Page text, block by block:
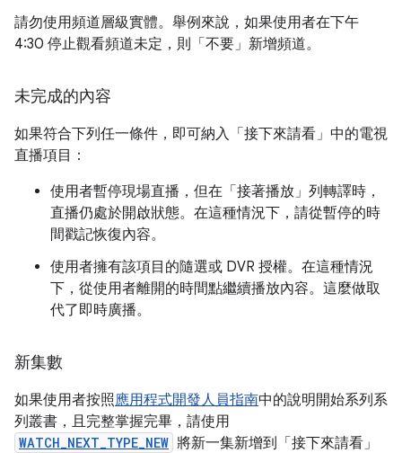
請勿使用頻道層級實體。舉例來說，如果使用者在下午
4:30 停止觀看頻道未定，則「不要」 新增頻道。
未完成的內容
如果符合下列任一條件，即可納入「接下來請看」中的電視
直播項目：
使用者暫停現場直播，但在「接著播放」 列轉譯時，
直播仍處於開啟狀態。在這種情況下，請從暫停的時
間戳記恢復內容。
使用者擁有該項目的隨選或 DVR 授權。在這種情況
下，從使用者離開的時間點繼續播放內容。這麼做取
代了即時廣播。
新集數
如果使用者按照應用程式開發人員指南中的說明開始系列系
列叢書，且完整掌握完畢，請使用
WATCH_NEXT_TYPE_NEW 將新一集新增到「接下來請看」